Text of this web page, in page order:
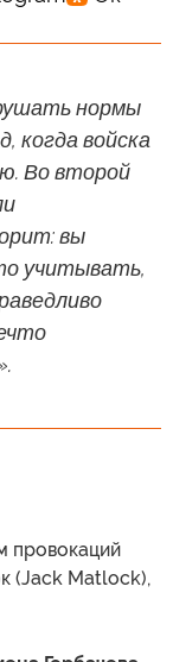
нормы
когда войска
Во второй
вы
учитывать,
провокаций
(Jack Matlock),